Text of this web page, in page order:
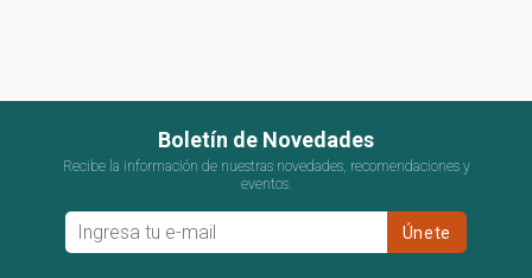
Boletín de Novedades
Recibe la información de nuestras novedades, recomendaciones y
eventos.